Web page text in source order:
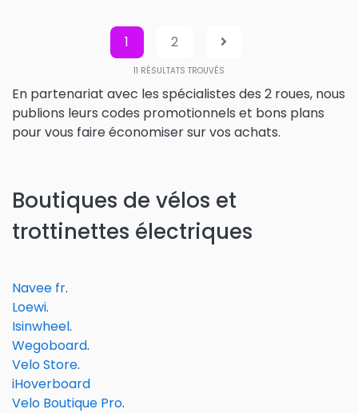
1 2
11 RÉSULTATS TROUVÉS
En partenariat avec les spécialistes des 2 roues, nous
publions leurs codes promotionnels et bons plans
pour vous faire économiser sur vos achats.
Boutiques de vélos et
trottinettes électriques
Navee fr.
Loewi.
Isinwheel.
Wegoboard.
Velo Store.
iHoverboard
Velo Boutique Pro.